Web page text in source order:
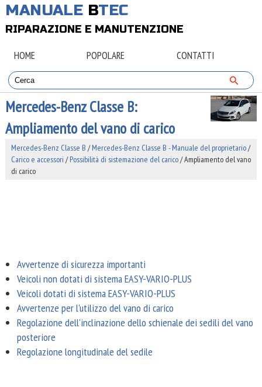
MANUALE BTEC
RIPARAZIONE E MANUTENZIONE
HOME POPOLARE CONTATTI
Mercedes-Benz Classe B:
Ampliamento del vano di carico
Mercedes-Benz Classe B /Mercedes-Benz Classe B - Manuale del proprietario/
Carico e accessori /Possibilità di sistemazione del carico/ Ampliamento del vano
di carico
Avvertenze di sicurezza importanti
Veicoli non dotati di sistema EASY-VARIO-PLUS
Veicoli dotati di sistema EASY-VARIO-PLUS
Avvertenze per l'utilizzo del vano di carico
Regolazione dell'inclinazione dello schienale dei sedili del vano
posteriore
Regolazione longitudinale del sedile